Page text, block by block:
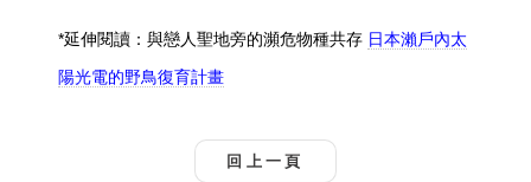
*延伸閱讀：與戀人聖地旁的瀕危物種共存 日本瀨戶內太
陽光電的野鳥復育計畫